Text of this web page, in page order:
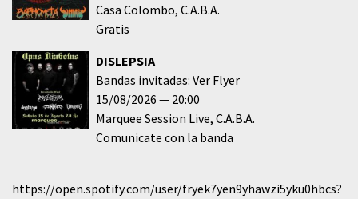
Casa Colombo C.A.B.A.
Gratis
DISLEPSIA
Bandas invitadas: Ver Flyer
15/08/2026
20:00
Marquee Session Live C.A.B.A.
Comunicate con la banda
https://open.spotify.com/user/fryek7yen9yhawzi5yku0hbcs?